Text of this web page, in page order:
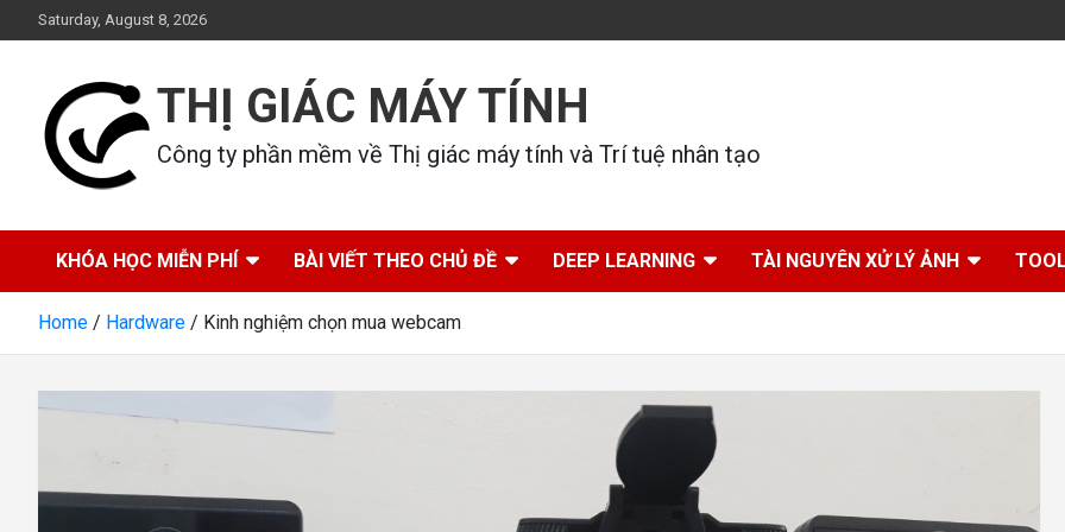
to
Saturday, August 8, 2026
THỊ GIÁC MÁY TÍNH
Công ty phần mềm về Thị giác máy tính và Trí tuệ nhân tạo
KHÓA HỌC MIỄN PHÍ BÀI VIẾT THEO CHỦ ĐỀ DEEP LEARNING TÀI NGUYÊN XỬ LÝ ẢNH
Home Hardware Kinh nghiệm chọn mua webcam